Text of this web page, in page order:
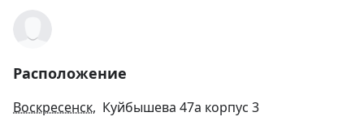
Расположение
Воскресенск, Куйбышева 47а корпус 3